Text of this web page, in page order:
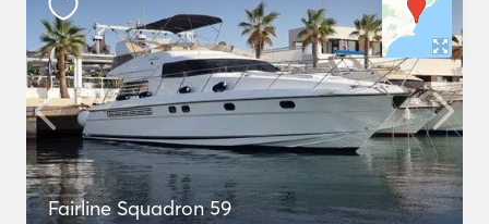
Fairline Squadron 59